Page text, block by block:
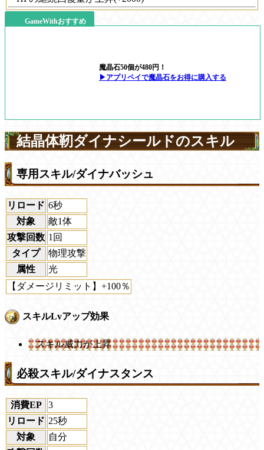
GameWithおすすめ
魔晶石50個が480円！
▶アプリペイで魔晶石をお得に購入する
結晶体靭ダイナシールドのスキル
専用スキル/ダイナバッシュ
リロード 6秒
対象
敵1体
攻撃回数 1回
タイプ
物理攻撃
属性
光
【ダメージリミット】+100％
スキルLvアップ効果
スキル威力が上昇
必殺スキル/ダイナスタンス
消費EP
3
リロード 25秒
対象
自分